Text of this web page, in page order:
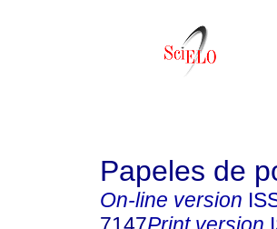
Papeles de
On-line version